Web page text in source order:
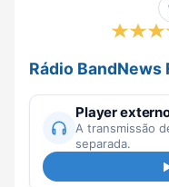
Rádio BandNews
Player
A transmissão
separada.